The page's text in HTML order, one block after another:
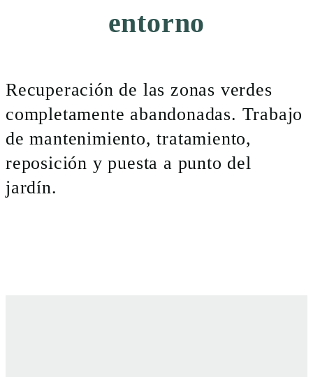
entorno
Recuperación de las zonas verdes
completamente abandonadas. Trabajo
de mantenimiento, tratamiento,
reposición y puesta a punto del
jardín.